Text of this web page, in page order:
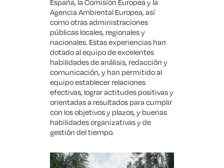
Agencia Ambiental Europea, así
como otras administraciones
públicas locales, regionales y
nacionales. Estas experiencias han
dotado al equipo de excelentes
habilidades de análisis, redacción y
comunicación, y han permitido al
equipo establecer relaciones
efectivas, lograr actitudes positivas y
orientadas a resultados para cumplir
con los objetivos y plazos, y buenas
habilidades organizativas y de
gestión del tiempo.